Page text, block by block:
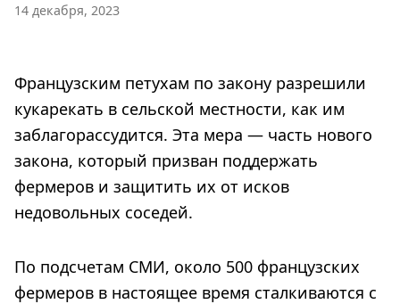
14 декабря, 2023
Французским петухам по закону разрешили
кукарекать в сельской местности, как им
заблагорассудится. Эта мера — часть нового
закона, который призван поддержать
фермеров и защитить их от исков
недовольных соседей.
По подсчетам СМИ, около 500 французских
фермеров в настоящее время сталкиваются с